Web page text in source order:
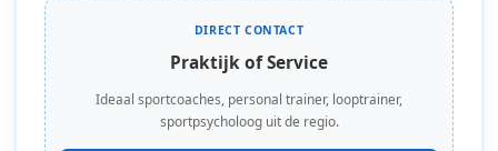
DIRECT CONTACT
Praktijk of Service
Ideaal sportcoaches, personal trainer, looptrainer,
sportpsycholoog uit de regio.